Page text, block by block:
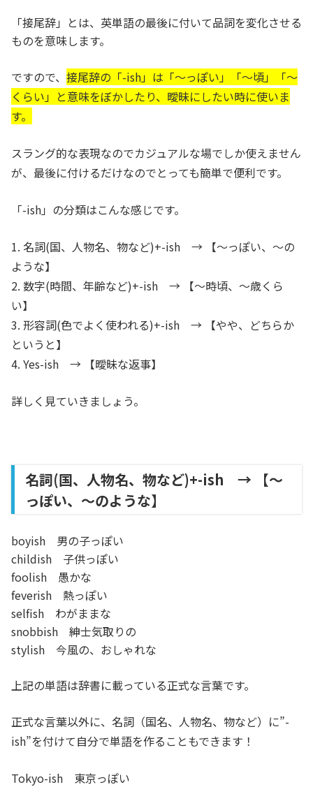
「接尾辞」とは、英単語の最後に付いて品詞を変化させる
ものを意味します。
ですので、 接尾辞の「-ish」は「～っぽい」「～頃」「～
くらい」と意味をぼかしたり、曖昧にしたい時に使いま
す。
スラング的な表現なのでカジュアルな場でしか使えません
が、最後に付けるだけなのでとっても簡単で便利です。
「-ish」の分類はこんな感じです。
1. 名詞(国、人物名、物など)+-ish → 【～っぽい、～の
ような】
2. 数字(時間、年齢など)+-ish → 【～時頃、～歳くら
い】
3. 形容詞(色でよく使われる)+-ish → 【やや、どちらか
というと】
4. Yes-ish → 【曖昧な返事】
詳しく見ていきましょう。
名詞(国、人物名、物など)+-ish → 【～
っぽい、～のような】
boyish 男の子っぽい
childish 子供っぽい
foolish 愚かな
feverish 熱っぽい
selfish わがままな
snobbish 紳士気取りの
stylish 今風の、おしゃれな
上記の単語は辞書に載っている正式な言葉です。
正式な言葉以外に、名詞（国名、人物名、物など）に”-
ish”を付けて自分で単語を作ることもできます！
Tokyo-ish 東京っぽい